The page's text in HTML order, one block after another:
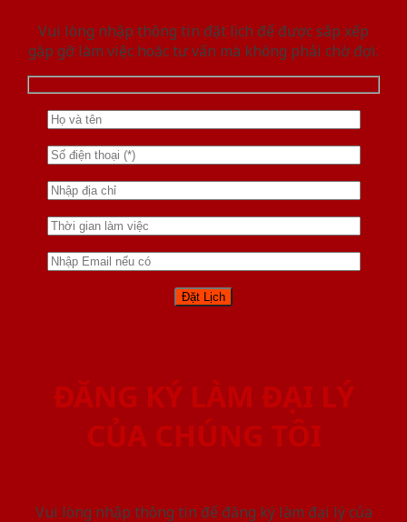
Vui lòng nhập thông tin đặt lịch để được sắp xếp
gặp gỡ làm việc hoăc tư vấn mà không phải chờ đợi.
ĐĂNG KÝ LÀM ĐẠI LÝ
CỦA CHÚNG TÔI
Vui lòng nhập thông tin để đăng ký làm đại lý của